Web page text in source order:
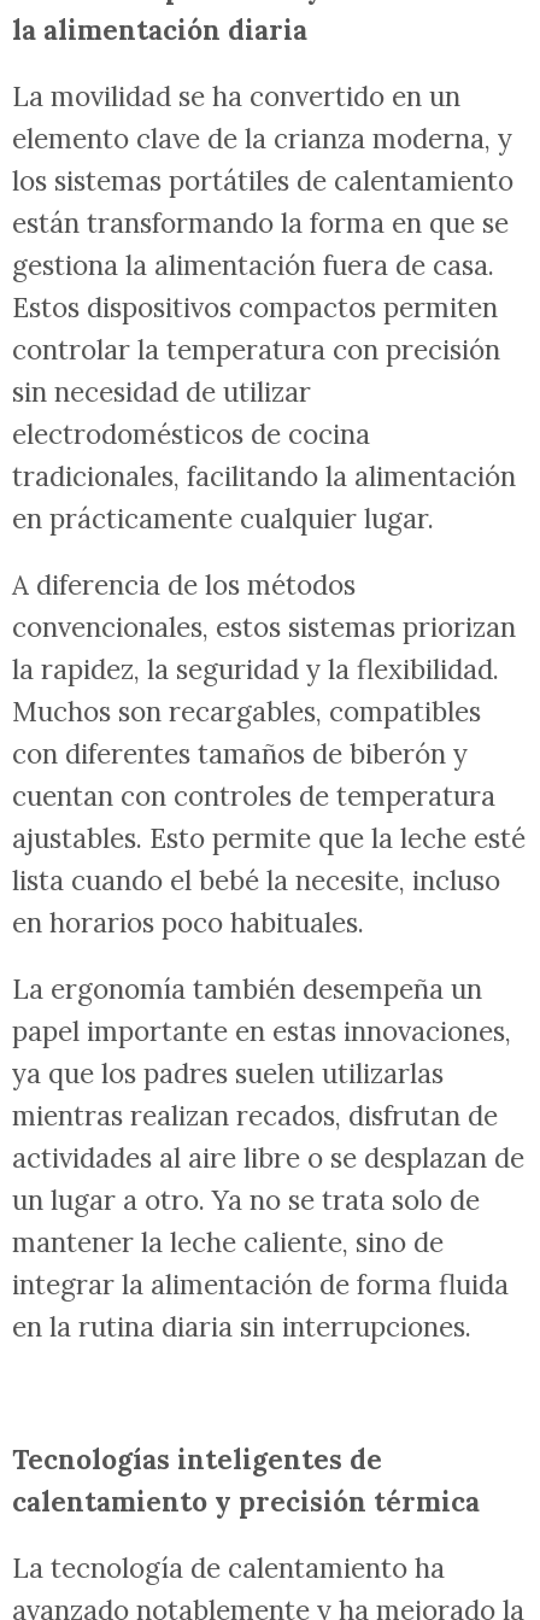
la alimentación diaria
La movilidad se ha convertido en un
elemento clave de la crianza moderna, y
los sistemas portátiles de calentamiento
están transformando la forma en que se
gestiona la alimentación fuera de casa.
Estos dispositivos compactos permiten
controlar la temperatura con precisión
sin necesidad de utilizar
electrodomésticos de cocina
tradicionales, facilitando la alimentación
en prácticamente cualquier lugar.
A diferencia de los métodos
convencionales, estos sistemas priorizan
la rapidez, la seguridad y la flexibilidad.
Muchos son recargables, compatibles
con diferentes tamaños de biberón y
cuentan con controles de temperatura
ajustables. Esto permite que la leche esté
lista cuando el bebé la necesite, incluso
en horarios poco habituales.
La ergonomía también desempeña un
papel importante en estas innovaciones,
ya que los padres suelen utilizarlas
mientras realizan recados, disfrutan de
actividades al aire libre o se desplazan de
un lugar a otro. Ya no se trata solo de
mantener la leche caliente, sino de
integrar la alimentación de forma fluida
en la rutina diaria sin interrupciones.
Tecnologías inteligentes de
calentamiento y precisión térmica
La tecnología de calentamiento ha
avanzado notablemente y ha mejorado la